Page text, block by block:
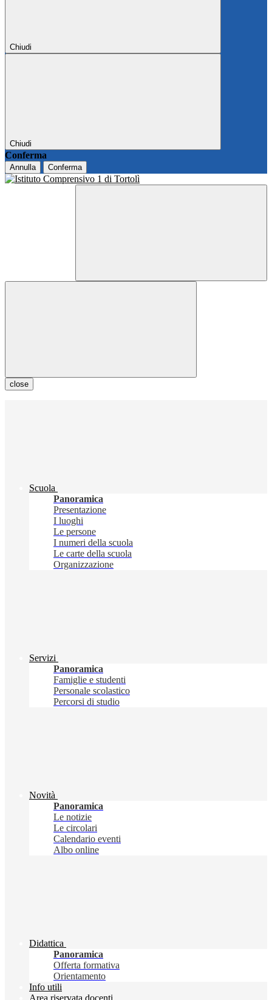
Chiudi
Chiudi
Conferma
Annulla Conferma
close
Scuola
Panoramica
Presentazione
I luoghi
Le persone
I numeri della scuola
Le carte della scuola
Organizzazione
Servizi
Panoramica
Famiglie e studenti
Personale scolastico
Percorsi di studio
Novità
Panoramica
Le notizie
Le circolari
Calendario eventi
Albo online
Didattica
Panoramica
Offerta formativa
Orientamento
Info utili